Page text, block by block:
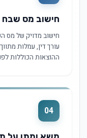
חישוב מס שבח
חישוב מדויק של מס
עורך דין, עמלות
ההוצאות הכוללות
04